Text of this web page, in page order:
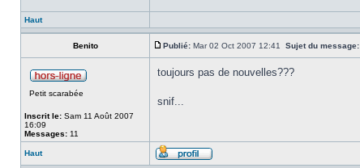
Haut
Benito Publié: Mar 02 Oct 2007 12:41 Sujet du message:
Petit scarabée
Inscrit le: Sam 11 Août 2007
16:09
Messages: 11
toujours pas de nouvelles???
snif...
Haut